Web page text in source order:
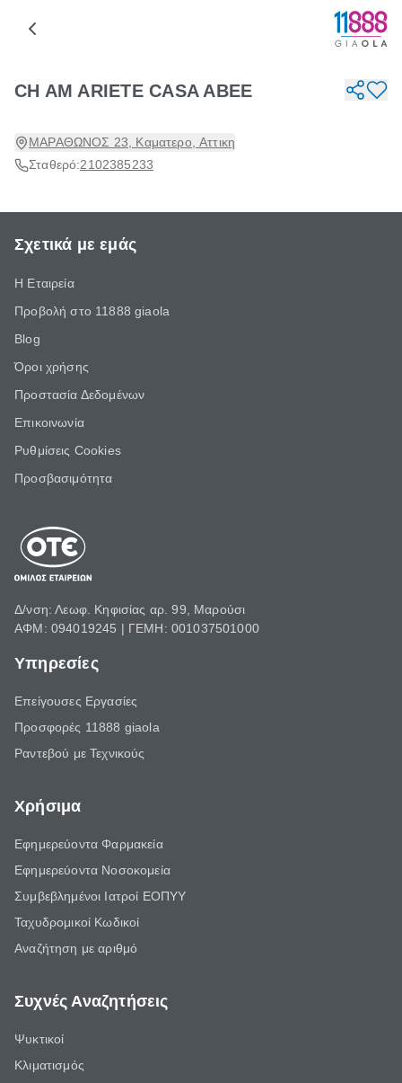
CH AM ARIETE CASA ABEE
ΜΑΡΑΘΩΝΟΣ 23, Καματερο, Αττικη
Σταθερό:2102385233
Σχετικά με εμάς
Η Εταιρεία
Προβολή στο 11888 giaola
Blog
Όροι χρήσης
Προστασία Δεδομένων
Επικοινωνία
Ρυθμίσεις Cookies
Προσβασιμότητα
Δ/νση: Λεωφ. Κηφισίας αρ. 99, Μαρούσι
ΑΦΜ: 094019245 | ΓΕΜΗ: 001037501000
Υπηρεσίες
Επείγουσες Εργασίες
Προσφορές 11888 giaola
Ραντεβού με Τεχνικούς
Χρήσιμα
Εφημερεύοντα Φαρμακεία
Εφημερεύοντα Νοσοκομεία
Συμβεβλημένοι Ιατροί ΕΟΠΥΥ
Ταχυδρομικοί Κωδικοί
Αναζήτηση με αριθμό
Συχνές Αναζητήσεις
Ψυκτικοί
Κλιματισμός